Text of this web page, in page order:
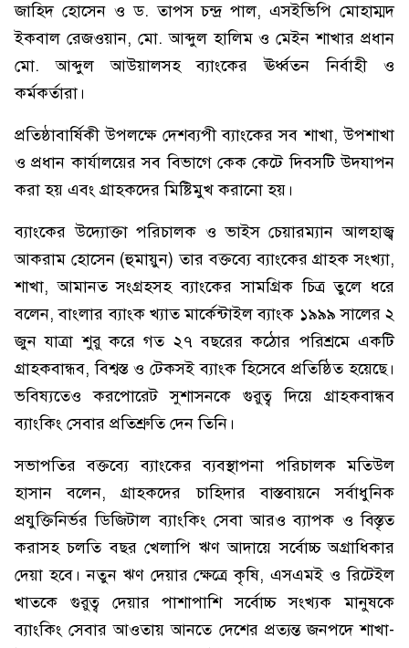
জাহিদ হোসেন ও ড. তাপস চন্দ্র পাল, এসইভিপি মোহাম্মদ
ইকবাল রেজওয়ান, মো. আব্দুল হালিম ও মেইন শাখার প্রধান
মো. আব্দুল আউয়ালসহ ব্যাংকের ঊর্ধ্বতন নির্বাহী ও
কর্মকর্তারা।
প্রতিষ্ঠাবার্ষিকী উপলক্ষে দেশব্যপী ব্যাংকের সব শাখা, উপশাখা
ও প্রধান কার্যালয়ের সব বিভাগে কেক কেটে দিবসটি উদযাপন
করা হয় এবং গ্রাহকদের মিষ্টিমুখ করানো হয়।
ব্যাংকের উদ্যোক্তা পরিচালক ও ভাইস চেয়ারম্যান আলহাজ্ব
আকরাম হোসেন (হুমায়ুন) তার বক্তব্যে ব্যাংকের গ্রাহক সংখ্যা,
শাখা, আমানত সংগ্রহসহ ব্যাংকের সামগ্রিক চিত্র তুলে ধরে
বলেন, বাংলার ব্যাংক খ্যাত মার্কেন্টাইল ব্যাংক ১৯৯৯ সালের ২
জুন যাত্রা শুরু করে গত ২৭ বছরের কঠোর পরিশ্রমে একটি
গ্রাহকবান্ধব, বিশ্বস্ত ও টেকসই ব্যাংক হিসেবে প্রতিষ্ঠিত হয়েছে।
ভবিষ্যতেও করপোরেট সুশাসনকে গুরুত্ব দিয়ে গ্রাহকবান্ধব
ব্যাংকিং সেবার প্রতিশ্রুতি দেন তিনি।
সভাপতির বক্তব্যে ব্যাংকের ব্যবস্থাপনা পরিচালক মতিউল
হাসান বলেন, গ্রাহকদের চাহিদার বাস্তবায়নে সর্বাধুনিক
প্রযুক্তিনির্ভর ডিজিটাল ব্যাংকিং সেবা আরও ব্যাপক ও বিস্তৃত
করাসহ চলতি বছর খেলাপি ঋণ আদায়ে সর্বোচ্চ অগ্রাধিকার
দেয়া হবে। নতুন ঋণ দেয়ার ক্ষেত্রে কৃষি, এসএমই ও রিটেইল
খাতকে গুরুত্ব দেয়ার পাশাপাশি সর্বোচ্চ সংখ্যক মানুষকে
ব্যাংকিং সেবার আওতায় আনতে দেশের প্রত্যন্ত জনপদে শাখা-